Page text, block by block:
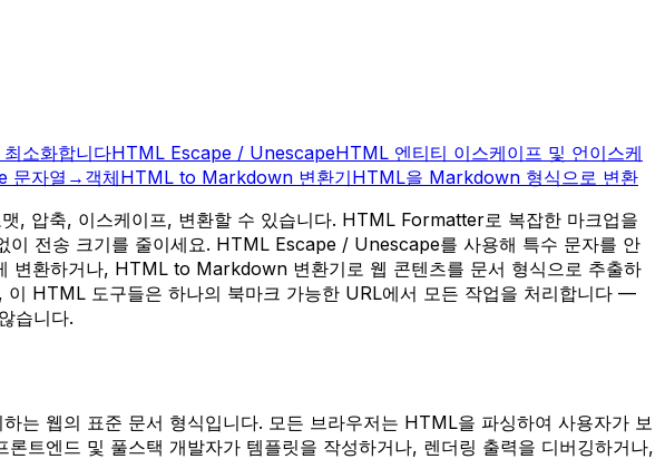
소화합니다HTML Escape / UnescapeHTML 엔티티 이스케이프 및 언이스케
문자열→객체HTML to Markdown 변환기HTML을 Markdown 형식으로 변환
, 압축, 이스케이프, 변환할 수 있습니다. HTML Formatter로 복잡한 마크업을
전송 크기를 줄이세요. HTML Escape / Unescape를 사용해 특수 문자를 안
변환하거나, HTML to Markdown 변환기로 웹 콘텐츠를 문서 형식으로 추출하
HTML 도구들은 하나의 북마크 가능한 URL에서 모든 작업을 처리합니다 —
습니다.
웹의 표준 문서 형식입니다. 모든 브라우저는 HTML을 파싱하여 사용자가 보
트엔드 및 풀스택 개발자가 템플릿을 작성하거나, 렌더링 출력을 디버깅하거나,